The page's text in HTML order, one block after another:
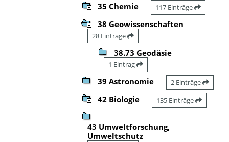
35 Chemie 117 Einträge
38 Geowissenschaften
28 Einträge
38.73 Geodäsie
1 Eintrag
39 Astronomie 2 Einträge
42 Biologie 135 Einträge
43 Umweltforschung,
Umweltschutz